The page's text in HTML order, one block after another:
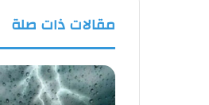
مقالات ذات صلة